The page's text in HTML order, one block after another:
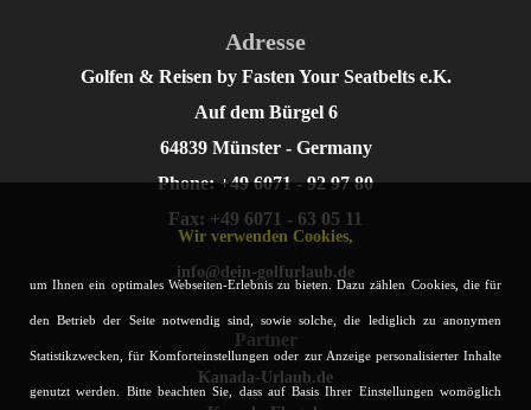
Adresse
Golfen & Reisen by Fasten Your Seatbelts e.K.
Auf dem Bürgel 6
64839 Münster - Germany
Phone: +49 6071 - 92 97 80
Fax: +49 6071 - 63 05 11
info@dein-golfurlaub.de
Partner
Kanada-Urlaub.de
Wir verwenden Cookies,
um Ihnen ein optimales Webseiten-Erlebnis zu bieten. Dazu zählen Cookies, die für
den Betrieb der Seite notwendig sind, sowie solche, die lediglich zu anonymen
Statistikzwecken, für Komforteinstellungen oder zur Anzeige personalisierter Inhalte
genutzt werden. Bitte beachten Sie, dass auf Basis Ihrer Einstellungen womöglich